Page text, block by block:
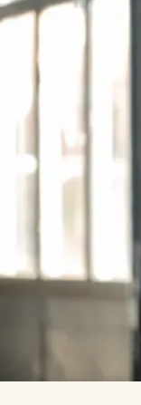
abre en nueva pestaña